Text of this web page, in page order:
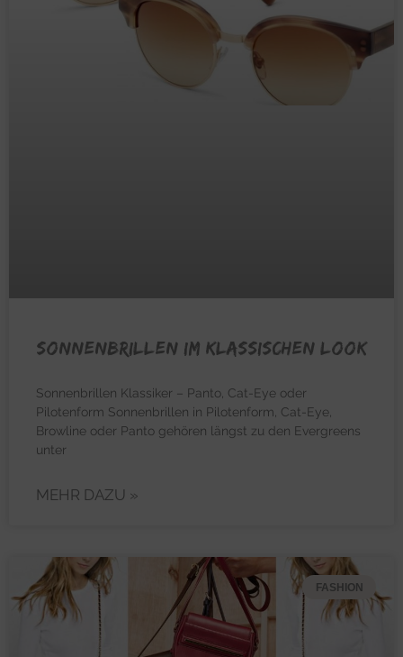
Sonnenbrillen im klassischen Look
Sonnenbrillen Klassiker – Panto, Cat-Eye oder
Pilotenform Sonnenbrillen in Pilotenform, Cat-Eye,
Browline oder Panto gehören längst zu den Evergreens
unter
MEHR DAZU »
FASHION